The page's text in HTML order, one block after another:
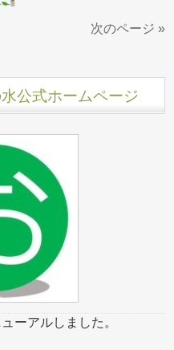
次のページ »
公式ホームページ
ーアルしました。